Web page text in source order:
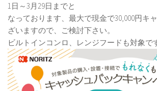
1日～3月29日までと
なっております、最大で現金で30,000円キ
ざいますので、ご検討下さい。
ビルトインコンロ、レンジフードも対象で